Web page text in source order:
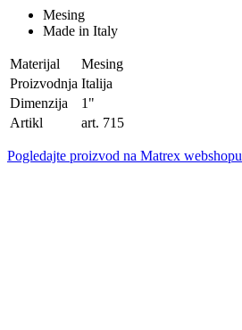
Mesing
Made in Italy
Materijal
Mesing
Proizvodnja Italija
Dimenzija
1"
Artikl
art. 715
Pogledajte proizvod na Matrex webshopu